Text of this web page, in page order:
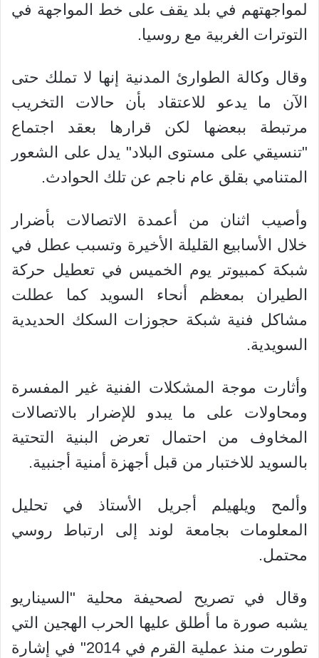
لمواجهتهم في بلد يقف على خط المواجهة في
التوترات الغربية مع روسيا.
وقال وكالة الطوارئ المدنية إنها لا تملك حتى
الآن ما يدعو للاعتقاد بأن حالات التخريب
مرتبطة ببعضها لكن قرارها بعقد اجتماع
"تنسيقي على مستوى البلاد" يدل على الشعور
المتنامي بقلق عام ناجم عن تلك الحوادث.
وأصيب اثنان من أعمدة الاتصالات بأضرار
خلال الأسابيع القليلة الأخيرة وتسبب عطل في
شبكة كمبيوتر يوم الخميس في تعطيل حركة
الطيران بمعظم أنحاء السويد كما عطلت
مشاكل فنية شبكة حجوزات السكك الحديدية
السويدية.
وأثارت موجة المشكلات الفنية غير المفسرة
ومحاولات على ما يبدو للإضرار بالاتصالات
المخاوف من احتمال تعرض البنية التحتية
بالسويد للاختبار من قبل أجهزة أمنية أجنبية.
وألمح ويلهيلم أجريل الأستاذ في تحليل
المعلومات بجامعة لوند إلى ارتباط روسي
محتمل.
وقال في تصريح لصحيفة محلية "السيناريو
يشبه صورة ما أطلق عليها الحرب الهجين التي
تطورت منذ عملية القرم في 2014" في إشارة